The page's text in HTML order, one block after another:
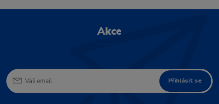
Akce
Přihlásit se